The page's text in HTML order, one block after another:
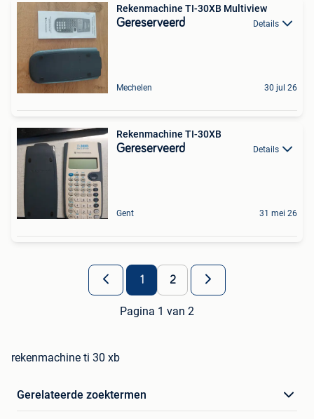
Rekenmachine TI-30XB Multiview
Gereserveerd Details
Mechelen 30 jul 26
Rekenmachine TI-30XB
Gereserveerd Details
Gent 31 mei 26
1 2
Pagina 1 van 2
rekenmachine ti 30 xb
Gerelateerde zoektermen